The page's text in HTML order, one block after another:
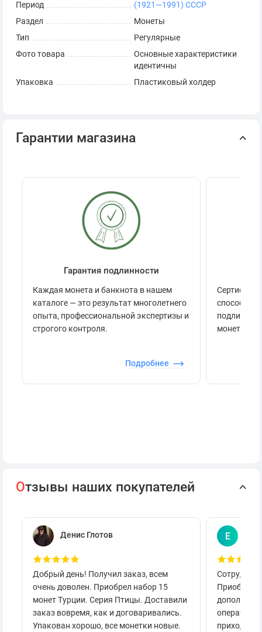
Период
(1921—1991) СССР
Раздел
Монеты
Тип
Регулярные
Фото товара
Основные характеристики
идентичны
Упаковка
Пластиковый холдер
Гарантии магазина
Гарантия подлинности
Каждая монета и банкнота в нашем
каталоге — это результат многолетнего
опыта, профессиональной экспертизы и
строгого контроля.
Подробнее
способов
монеты.
Отзывы наших покупателей
Денис Глотов
Добрый день! Получил заказ, всем
очень доволен. Приобрел набор 15
монет Турции. Серия Птицы. Доставили
заказ вовремя, как и договаривались.
Упакован хорошо, все монетки новые.
Е
приходило